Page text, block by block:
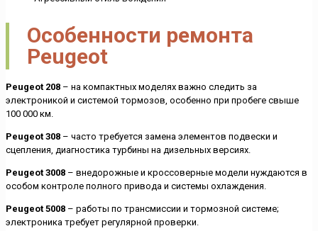
Особенности ремонта
Peugeot
Peugeot 208 – на компактных моделях важно следить за
электроникой и системой тормозов, особенно при пробеге свыше
100 000 км.
Peugeot 308 – часто требуется замена элементов подвески и
сцепления, диагностика турбины на дизельных версиях.
Peugeot 3008 – внедорожные и кроссоверные модели нуждаются в
особом контроле полного привода и системы охлаждения.
Peugeot 5008 – работы по трансмиссии и тормозной системе;
электроника требует регулярной проверки.